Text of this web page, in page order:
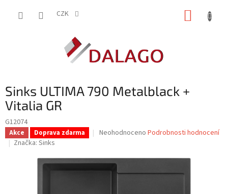
CZK
Sinks ULTIMA 790 Metalblack +
Vitalia GR
G12074
Akce Doprava zdarma
Průměrné
je
0,0
Neohodnoceno Podrobnosti hodnocení
Značka: Sinks